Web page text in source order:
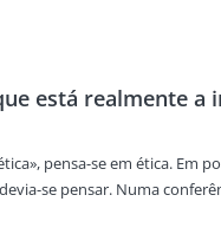
está realmente
pensa-se em ética. Em
se pensar. Numa